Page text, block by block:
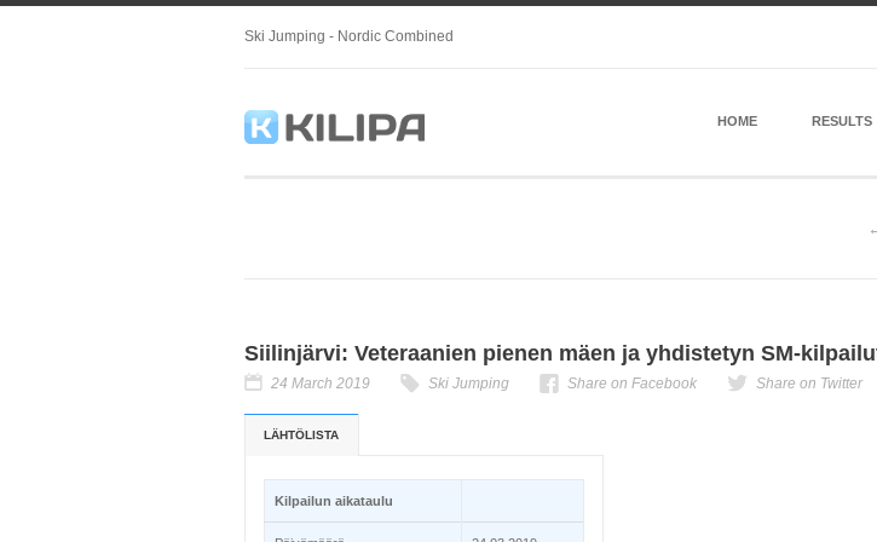
Ski Jumping - Nordic Combined
HOME RESULTS
Siilinjärvi: Veteraanien pienen mäen ja yhdistetyn SM-
24 March 2019 Ski Jumping Share on Facebook Share on Twitter
LÄHTÖLISTA
Kilpailun aikataulu